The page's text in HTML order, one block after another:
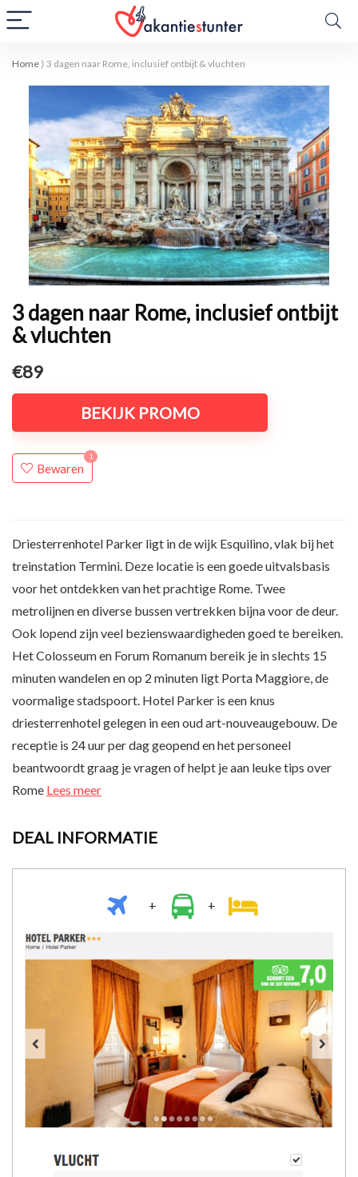
Home ⟩ 3 dagen naar Rome, inclusief ontbijt & vluchten
3 dagen naar Rome, inclusief ontbijt
& vluchten
€89
BEKIJK PROMO
Bewaren
1
Driesterrenhotel Parker ligt in de wijk Esquilino, vlak bij het
treinstation Termini. Deze locatie is een goede uitvalsbasis
voor het ontdekken van het prachtige Rome. Twee
metrolijnen en diverse bussen vertrekken bijna voor de deur.
Ook lopend zijn veel bezienswaardigheden goed te bereiken.
Het Colosseum en Forum Romanum bereik je in slechts 15
minuten wandelen en op 2 minuten ligt Porta Maggiore, de
voormalige stadspoort. Hotel Parker is een knus
driesterrenhotel gelegen in een oud art-nouveaugebouw. De
receptie is 24 uur per dag geopend en het personeel
beantwoordt graag je vragen of helpt je aan leuke tips over
Rome Lees meer
DEAL INFORMATIE
+ +